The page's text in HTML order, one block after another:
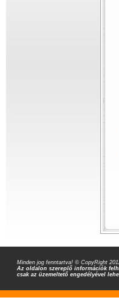
Minden jog fenntartva! © CopyRight
Az oldalon szereplő információk
csak az üzemeltető engedélyével